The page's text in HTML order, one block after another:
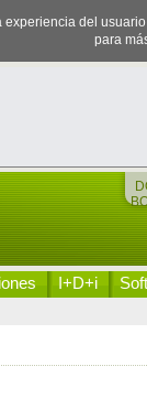
del
para
I+D+i